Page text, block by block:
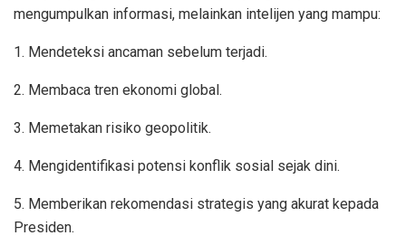
mengumpulkan informasi, melainkan intelijen yang mampu:
1. Mendeteksi ancaman sebelum terjadi.
2. Membaca tren ekonomi global.
3. Memetakan risiko geopolitik.
4. Mengidentifikasi potensi konflik sosial sejak dini.
5. Memberikan rekomendasi strategis yang akurat kepada
Presiden.